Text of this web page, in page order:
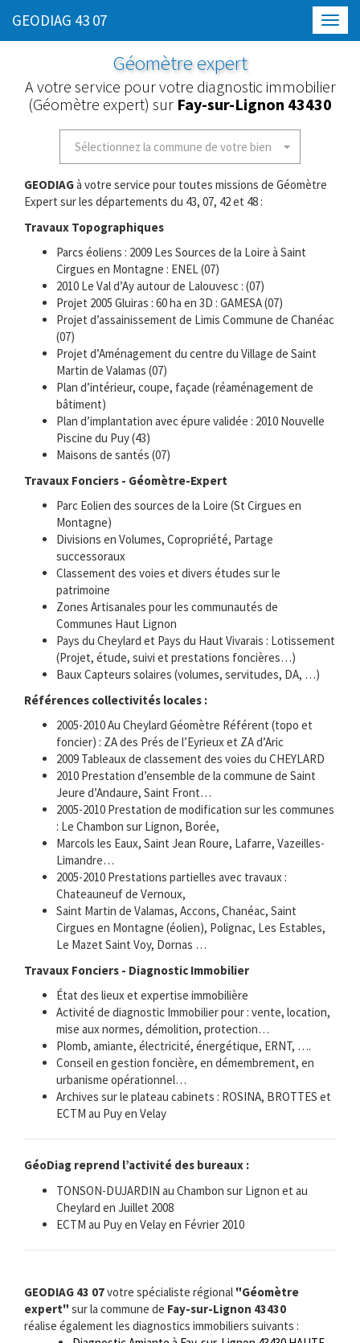
GEODIAG 43 07
Géomètre expert
A votre service pour votre diagnostic immobilier
(Géomètre expert) sur Fay-sur-Lignon 43430
Sélectionnez la commune de votre bien
GEODIAGà votre service pour toutes missions de Géomètre
Expert sur les départements du 43, 07, 42 et 48 :
Travaux Topographiques
Parcs éoliens : 2009 Les Sources de la Loire à Saint
Cirgues en Montagne : ENEL (07)
2010 Le Val d’Ay autour de Lalouvesc : (07)
Projet 2005 Gluiras : 60 ha en 3D : GAMESA (07)
Projet d’assainissement de Limis Commune de Chanéac
(07)
Projet d’Aménagement du centre du Village de Saint
Martin de Valamas (07)
Plan d’intérieur, coupe, façade (réaménagement de
bâtiment)
Plan d’implantation avec épure validée : 2010 Nouvelle
Piscine du Puy (43)
Maisons de santés (07)
Travaux Fonciers - Géomètre-Expert
Parc Eolien des sources de la Loire (St Cirgues en
Montagne)
Divisions en Volumes, Copropriété, Partage
successoraux
Classement des voies et divers études sur le
patrimoine
Zones Artisanales pour les communautés de
Communes Haut Lignon
Pays du Cheylard et Pays du Haut Vivarais : Lotissement
(Projet, étude, suivi et prestations foncières…)
Baux Capteurs solaires (volumes, servitudes, DA, …)
Références collectivités locales :
2005-2010 Au Cheylard Géomètre Référent (topo et
foncier) : ZA des Prés de l’Eyrieux et ZA d’Aric
2009 Tableaux de classement des voies du CHEYLARD
2010 Prestation d’ensemble de la commune de Saint
Jeure d’Andaure, Saint Front…
2005-2010 Prestation de modification sur les communes
: Le Chambon sur Lignon, Borée,
Marcols les Eaux, Saint Jean Roure, Lafarre, Vazeilles-
Limandre…
2005-2010 Prestations partielles avec travaux :
Chateauneuf de Vernoux,
Saint Martin de Valamas, Accons, Chanéac, Saint
Cirgues en Montagne (éolien), Polignac, Les Estables,
Le Mazet Saint Voy, Dornas …
Travaux Fonciers - Diagnostic Immobilier
État des lieux et expertise immobilière
Activité de diagnostic Immobilier pour : vente, location,
mise aux normes, démolition, protection…
Plomb, amiante, électricité, énergétique, ERNT, ….
Conseil en gestion foncière, en démembrement, en
urbanisme opérationnel…
Archives sur le plateau cabinets : ROSINA, BROTTES et
ECTM au Puy en Velay
GéoDiag reprend l’activité des bureaux :
TONSON-DUJARDIN au Chambon sur Lignon et au
Cheylard en Juillet 2008
ECTM au Puy en Velay en Février 2010
GEODIAG 43 07votre spécialiste régional "Géomètre
expert" sur la commune de Fay-sur-Lignon 43430
réalise également les diagnostics immobiliers suivants :